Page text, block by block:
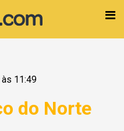
11:49
do Norte